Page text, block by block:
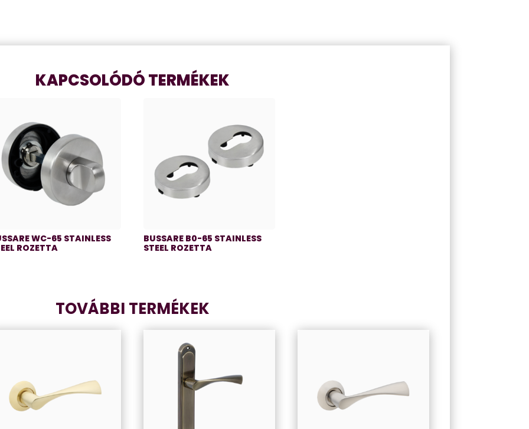
KAPCSOLÓDÓ TERMÉKEK
WC-65 STAINLESS
ROZETTA
BUSSARE B0-65 STAINLESS
STEEL ROZETTA
TOVÁBBI TERMÉKEK